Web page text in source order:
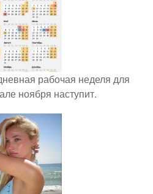
рабочая неделя для
ноября наступит.